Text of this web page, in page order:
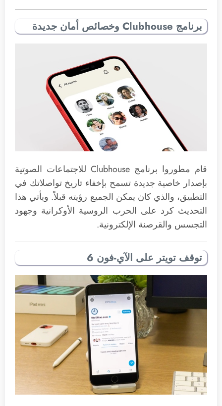
برنامج Clubhouse وخصائص أمان جديدة
قام مطوروا برنامج Clubhouse للاجتماعات الصوتية
بإصدار خاصية جديدة تسمح بإخفاء تاريخ تواصلاتك في
التطبيق، والذي كان يمكن الجميع رؤيته قبلاً. ويأتي هذا
التحديث كرد على الحرب الروسية الأوكرانية وجهود
التجسس والقرصنة الإلكترونية.
توقف تويتر على الآي-فون 6